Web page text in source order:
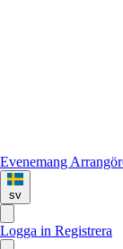
Evenemang
sv
Logga in Registrera